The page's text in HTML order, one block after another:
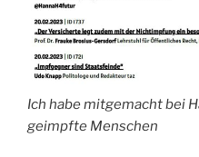
Ich habe mitgemacht bei
geimpfte Menschen